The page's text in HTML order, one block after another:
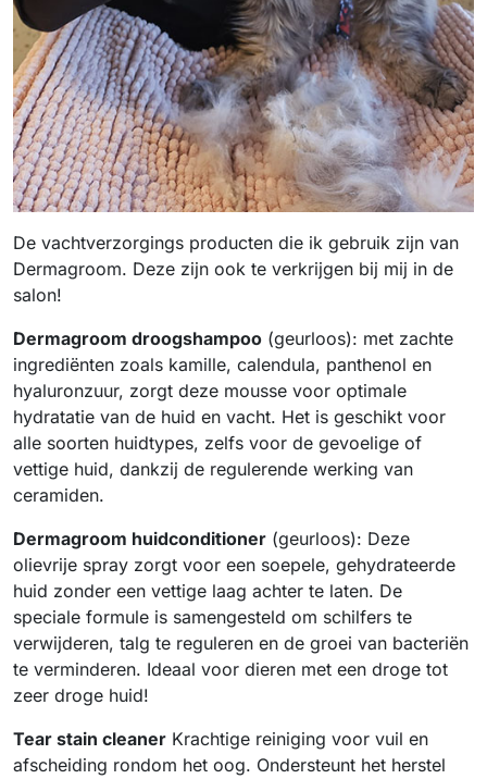
De vachtverzorgings producten die ik gebruik zijn van
Dermagroom. Deze zijn ook te verkrijgen bij mij in de
salon!
Dermagroom droogshampoo (geurloos): met zachte
ingrediënten zoals kamille, calendula, panthenol en
hyaluronzuur, zorgt deze mousse voor optimale
hydratatie van de huid en vacht. Het is geschikt voor
alle soorten huidtypes, zelfs voor de gevoelige of
vettige huid, dankzij de regulerende werking van
ceramiden.
Dermagroom huidconditioner (geurloos): Deze
olievrije spray zorgt voor een soepele, gehydrateerde
huid zonder een vettige laag achter te laten. De
speciale formule is samengesteld om schilfers te
verwijderen, talg te reguleren en de groei van bacteriën
te verminderen. Ideaal voor dieren met een droge tot
zeer droge huid!
Tear stain cleaner Krachtige reiniging voor vuil en
afscheiding rondom het oog. Ondersteunt het herstel